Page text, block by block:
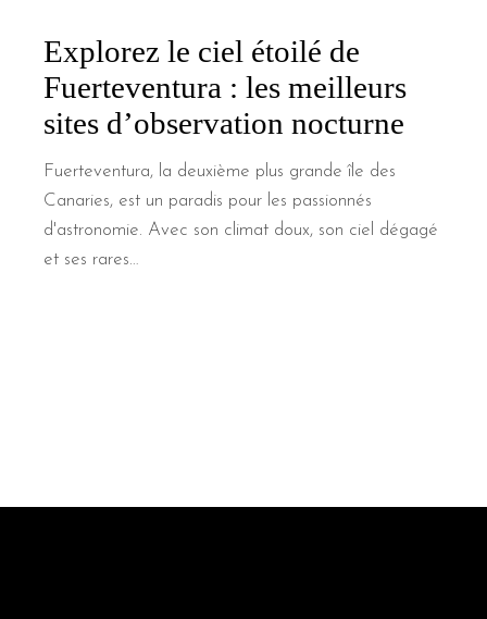
Explorez le ciel étoilé de
Fuerteventura : les meilleurs
sites d’observation nocturne
Fuerteventura, la deuxième plus grande île des
Canaries, est un paradis pour les passionnés
d'astronomie. Avec son climat doux, son ciel dégagé
et ses rares…